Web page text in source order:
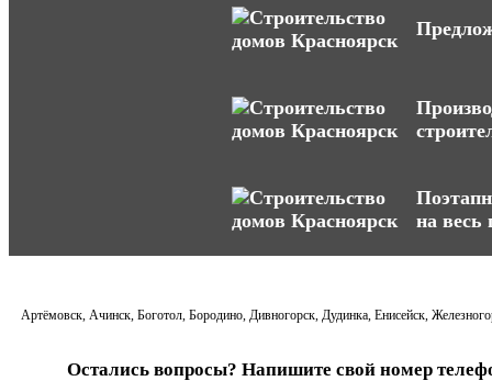
на весь
Артёмовск, Ачинск, Боготол, Бородино, Дивногорск, Дудинка, Енисейск,
Остались вопросы? Напишите свой номер